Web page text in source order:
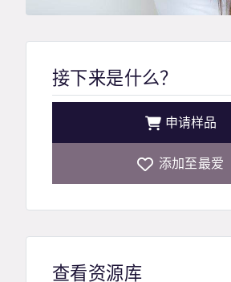
接下来是什么？
申请样品
添加至最爱
查看资源库